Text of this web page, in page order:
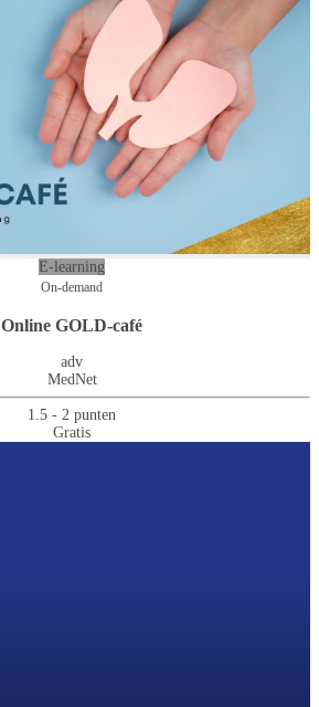
E-learning
On-demand
Online GOLD-café
adv
MedNet
1.5 - 2 punten
Gratis